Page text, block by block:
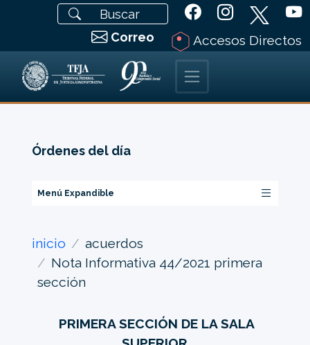
Correo Accesos Directos
Órdenes del día
Menú Expandible
inicio
acuerdos
Nota Informativa 44/2021 primera
sección
PRIMERA SECCIÓN DE LA SALA